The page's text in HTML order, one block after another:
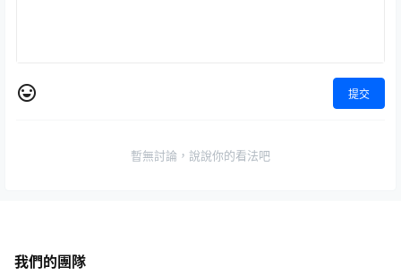
提交
暫無討論，說說你的看法吧
我們的團隊